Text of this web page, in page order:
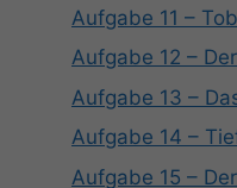
Aufgabe 11 –
Aufgabe 12 –
Aufgabe 13 –
Aufgabe 14 –
Aufgabe 15 –